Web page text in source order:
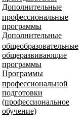
Дополнительные
профессиональные
программы
Дополнительные
общеобразовательные
общеразвивающие
программы
Программы
профессиональной
подготовки
(профессиональное
обучение)